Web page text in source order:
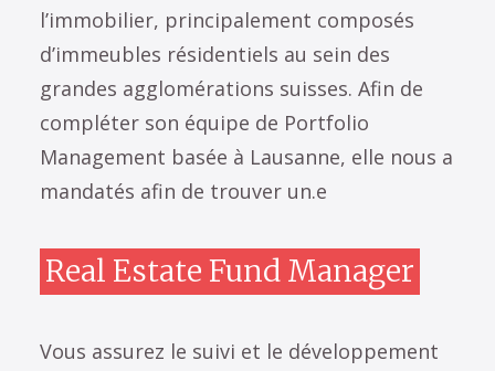
l’immobilier, principalement composés
d’immeubles résidentiels au sein des
grandes agglomérations suisses. Afin de
compléter son équipe de Portfolio
Management basée à Lausanne, elle nous a
mandatés afin de trouver un.e
Real Estate Fund Manager
Vous assurez le suivi et le développement